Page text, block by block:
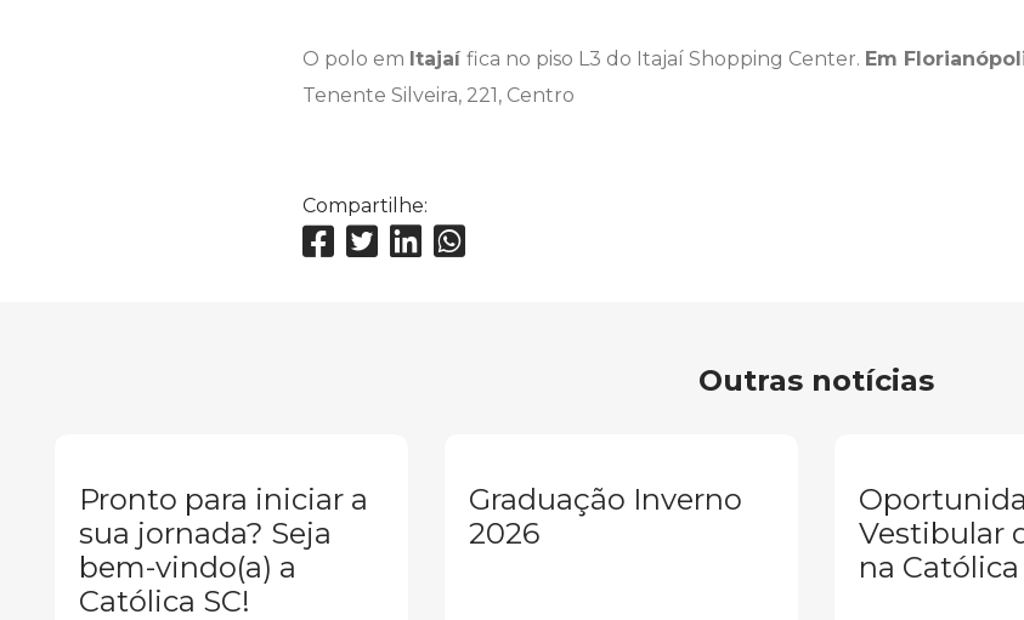
O polo em Itajaí fica no piso L3 do Itajaí Shopping Center. Em
Tenente Silveira, 221, Centro
Compartilhe:
Outras notícias
Pronto para iniciar a
sua jornada? Seja
bem-vindo(a) a
Católica SC!
Graduação Inverno
2026
Vestibular
na Católica